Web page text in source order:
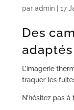
par admin| 17
Des
L’imagerie
traquer les fuites
N’hésitez pas